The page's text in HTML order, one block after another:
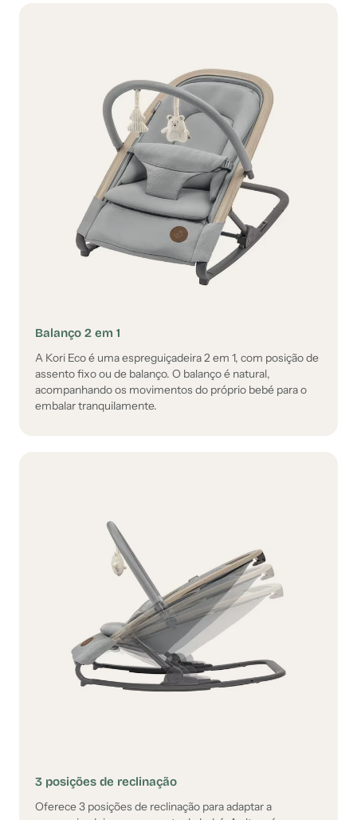
Balanço 2 em 1
A Kori Eco é uma espreguiçadeira 2 em 1, com posição de
assento fixo ou de balanço. O balanço é natural,
acompanhando os movimentos do próprio bebé para o
embalar tranquilamente.
3 posições de reclinação
Oferece 3 posições de reclinação para adaptar a